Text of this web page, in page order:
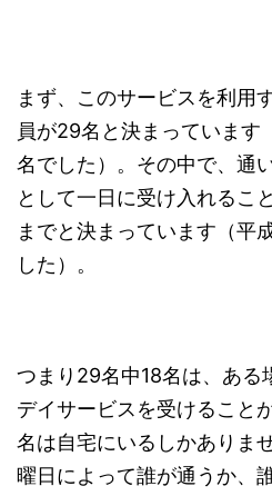
まず、このサービスを利用
員が29名と決まっています
名でした）。その中で、通
として一日に受け入れるこ
までと決まっています（平
した）。
つまり29名中18名は、ある
デイサービスを受けること
名は自宅にいるしかありま
曜日によって誰が通うか、